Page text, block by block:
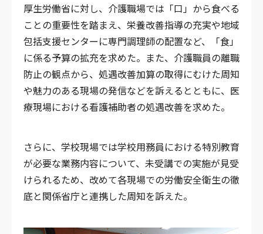
厚生労働省に対し、介護職場では「口」から食べる
ことの重要性を踏まえ、栄養改善指導の充実や地域
包括支援センターに専門調理師の配置など、「食」
に係る予算の拡充を求めた。また、介護職員の離職
防止の観点から、処遇改善加算の取得にむけた周知
や魅力のある現場の発信などを訴えるとともに、医
療現場における看護補助者の処遇改善を求めた。
さらに、学校現場では学校用務員における特別教育
が必要な業務内容について、未受講での実施が見受
けられるため、改めて各現場での労働安全衛生の徹
底と関係省庁と連携した周知を訴えた。